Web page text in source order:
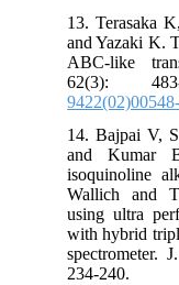
13.
and Yazaki
ABC-like
62(3):
14. Bajpai
and
Wallich
using ultra
with hybrid
234-240.